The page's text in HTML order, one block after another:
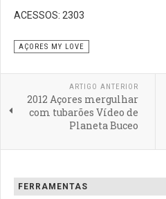
ACESSOS: 2303
AÇORES MY LOVE
ARTIGO ANTERIOR
2012 Açores mergulhar
com tubarões Vídeo de
Planeta Buceo
FERRAMENTAS